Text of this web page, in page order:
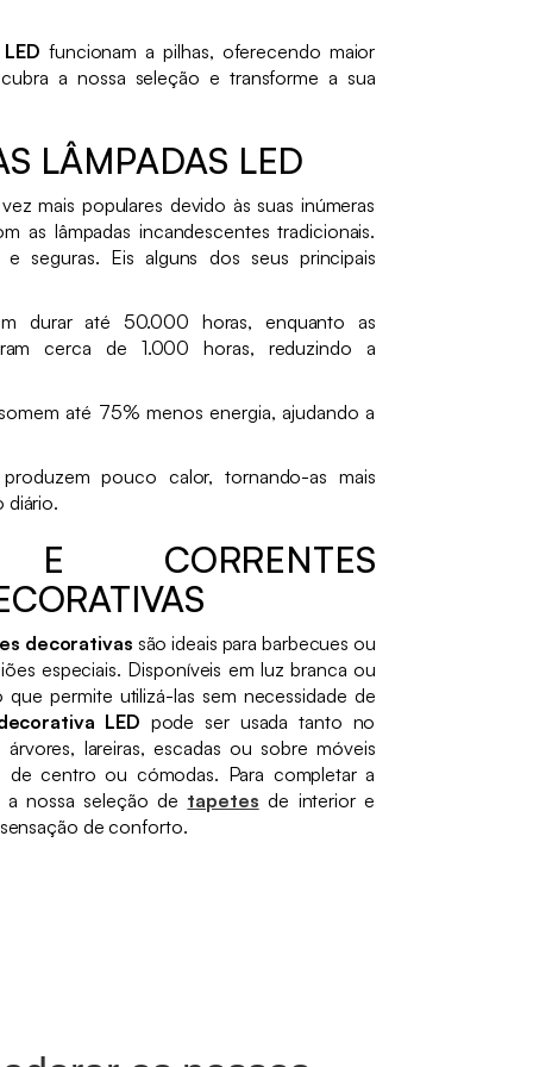
funcionam a pilhas, oferecendo maior
a nossa seleção e transforme a sua
LÂMPADAS LED
mais populares devido às suas inúmeras
as lâmpadas incandescentes tradicionais.
seguras. Eis alguns dos seus principais
durar até 50.000 horas, enquanto as
cerca de 1.000 horas, reduzindo a
até 75% menos energia, ajudando a
produzem pouco calor, tornando-as mais
diário.
E CORRENTES
decorativas são ideais para barbecues ou
especiais. Disponíveis em luz branca ou
permite utilizá-las sem necessidade de
LED pode ser usada tanto no
lareiras, escadas ou sobre móveis
de centro ou cómodas. Para completar a
a nossa seleção de tapetes de interior e
de conforto.